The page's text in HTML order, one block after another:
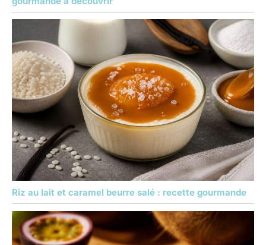
peut être empilé, ce qui
rend le rangement et
l'organisation dans
l'armoire de cuisine
pratiques. REMARQUE :
Les produits en
céramique sont finis à la
main, et de petits défauts
tels que la différence de
couleur et les taches
noires sont inévitables.
Ce sont des
phénomènes de
processus normaux et
n'affectent pas
l'utilisation et la beauté
des produits.
Riz au lait et caramel beurre salé : recette gourmande